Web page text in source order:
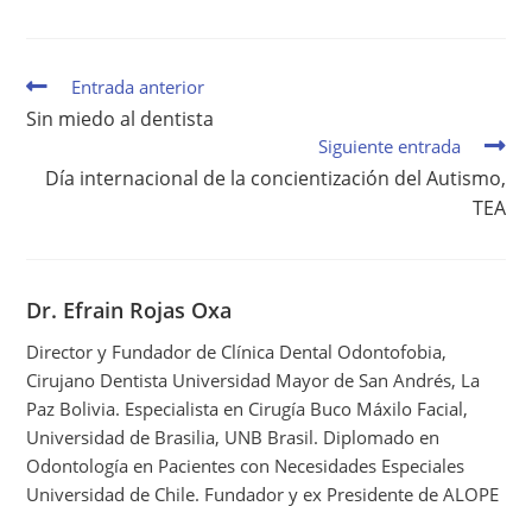
Entrada anterior
Sin miedo al dentista
Siguiente entrada
Día internacional de la concientización del Autismo,
TEA
Dr. Efrain Rojas Oxa
Director y Fundador de Clínica Dental Odontofobia,
Cirujano Dentista Universidad Mayor de San Andrés, La
Paz Bolivia. Especialista en Cirugía Buco Máxilo Facial,
Universidad de Brasilia, UNB Brasil. Diplomado en
Odontología en Pacientes con Necesidades Especiales
Universidad de Chile. Fundador y ex Presidente de ALOPE